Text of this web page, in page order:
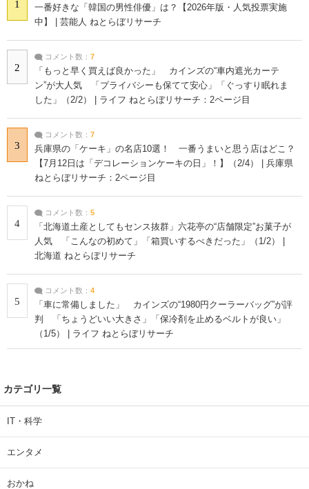
1
一番好きな「韓国の男性俳優」は？【2026年版・人気投票実施
中】 | 芸能人 ねとらぼリサーチ
2
コメント数： 7
「もっと早く買えば良かった」 カインズの“車内遮光カーテ
ン”が大人気 「プライバシーも保てて安心」「ぐっすり眠れま
した」（2/2） | ライフ ねとらぼリサーチ：2ページ目
3
コメント数： 7
兵庫県の「ケーキ」の名店10選！ 一番うまいと思う店はどこ？
【7月12日は「デコレーションケーキの日」！】（2/4） | 兵庫県
ねとらぼリサーチ：2ページ目
4
コメント数： 5
「北海道土産としてもセンス抜群」六花亭の“店舗限定”お菓子が
人気 「こんなの初めて」「箱買いするべきだった」（1/2） |
北海道 ねとらぼリサーチ
5
コメント数： 4
「車に常備しました」 カインズの“1980円クーラーバッグ”が評
判 「ちょうどいい大きさ」「保冷剤を止めるベルトが良い」
（1/5） | ライフ ねとらぼリサーチ
カテゴリ一覧
IT・科学
エンタメ
おかね